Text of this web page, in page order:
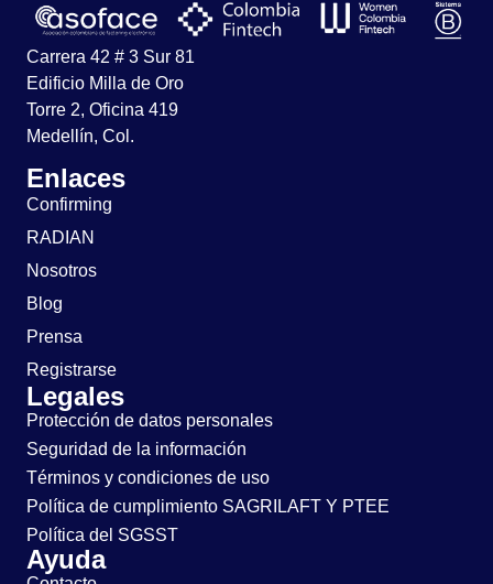
Carrera 42 # 3 Sur 81
Edificio Milla de Oro
Torre 2, Oficina 419
Medellín, Col.
Enlaces
Confirming
RADIAN
Nosotros
Blog
Prensa
Registrarse
Legales
Protección de datos personales
Seguridad de la información
Términos y condiciones de uso
Política de cumplimiento SAGRILAFT Y PTEE
Política del SGSST
Ayuda